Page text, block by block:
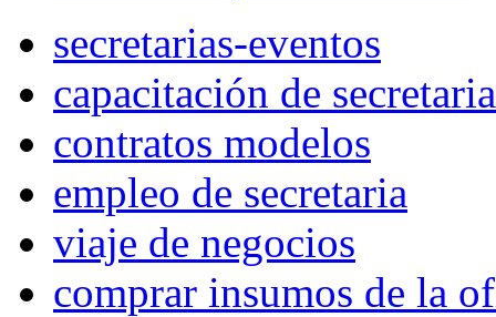
secretarias-eventos
capacitación de
contratos modelos
empleo de secretaria
viaje de negocios
comprar insumos de la